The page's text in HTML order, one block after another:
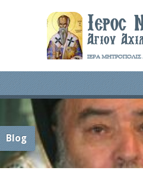
Blog